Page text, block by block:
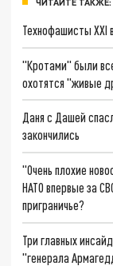
Технофашисты XXI
"Кротами" были
охотятся "живые
Даня с Дашей
закончились
"Очень плохие
НАТО впервые за
приграничье?
Три главных
"генерала